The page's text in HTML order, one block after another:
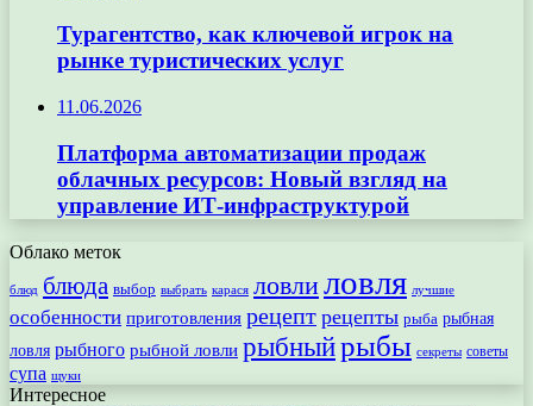
Турагентство, как ключевой игрок на
рынке туристических услуг
11.06.2026
Платформа автоматизации продаж
облачных ресурсов: Новый взгляд на
управление ИТ-инфраструктурой
Облако меток
блюд блюда выбор выбрать карася ловлиловля лучшие
особенности приготовления рецепт рецепты рыба рыбная
ловля рыбного рыбной ловли рыбныйрыбы секреты советы
супа щуки
Интересное